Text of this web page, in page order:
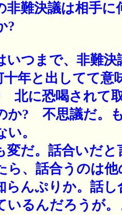
非難決議は相手
?
いつまで、非難
十年と出してて意
北に恐喝されて
か? 不思議だ。
い。
変だ。話合いだ
ら、話合うのは
らんぷりか。話
いるんだろうが